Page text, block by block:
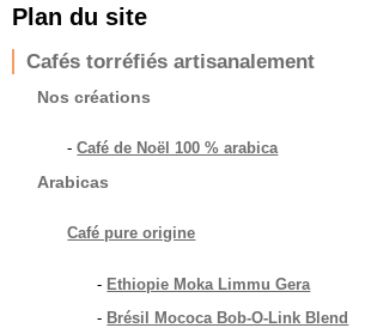
Plan du site
Cafés torréfiés artisanalement
Nos créations
-Café de Noël 100 % arabica
Arabicas
Café pure origine
- Ethiopie Moka Limmu Gera
- Brésil Mococa Bob-O-Link Blend